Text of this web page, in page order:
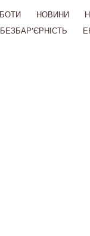
НОВИНИ
БЕЗБАР’ЄРНІСТЬ